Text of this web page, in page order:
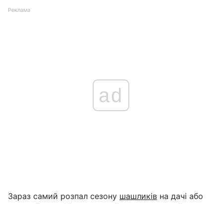
Реклама
ad
Зараз самий розпал сезону шашликів на дачі або